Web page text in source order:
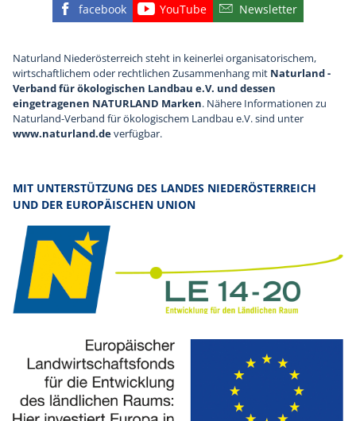
Finden Sie die eNu auf Facebook
facebook Besuchen Sie den
YouTube Abonnieren Sie
Newsletter
Naturland Niederösterreich steht in keinerlei organisatorischem,
wirtschaftlichem oder rechtlichen Zusammenhang mit Naturland -
Verband für ökologischen Landbau e.V. und dessen
eingetragenen NATURLAND Marken. Nähere Informationen zu
Naturland-Verband für ökologischem Landbau e.V. sind unter
www.naturland.deverfügbar.
MIT UNTERSTÜTZUNG DES LANDES NIEDERÖSTERREICH
UND DER EUROPÄISCHEN UNION